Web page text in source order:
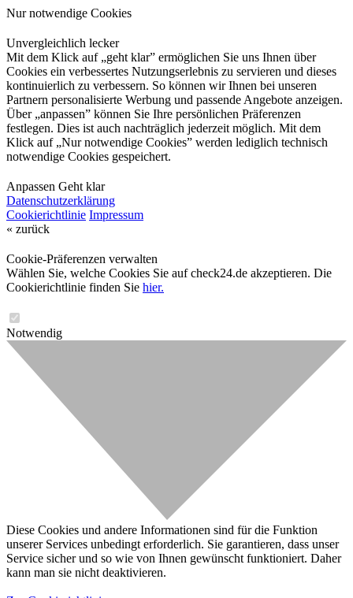
Nur notwendige Cookies
Unvergleichlich lecker
Mit dem Klick auf „geht klar” ermöglichen Sie uns Ihnen über
Cookies ein verbessertes Nutzungserlebnis zu servieren und dieses
kontinuierlich zu verbessern. So können wir Ihnen bei unseren
Partnern personalisierte Werbung und passende Angebote anzeigen.
Über „anpassen” können Sie Ihre persönlichen Präferenzen
festlegen. Dies ist auch nachträglich jederzeit möglich. Mit dem
Klick auf „Nur notwendige Cookies” werden lediglich technisch
notwendige Cookies gespeichert.
Anpassen Geht klar
Datenschutzerklärung
Cookierichtlinie Impressum
« zurück
Cookie-Präferenzen verwalten
Wählen Sie, welche Cookies Sie auf check24.de akzeptieren. Die
Cookierichtlinie finden Sie hier.
Notwendig
Diese Cookies und andere Informationen sind für die Funktion
unserer Services unbedingt erforderlich. Sie garantieren, dass unser
Service sicher und so wie von Ihnen gewünscht funktioniert. Daher
kann man sie nicht deaktivieren.